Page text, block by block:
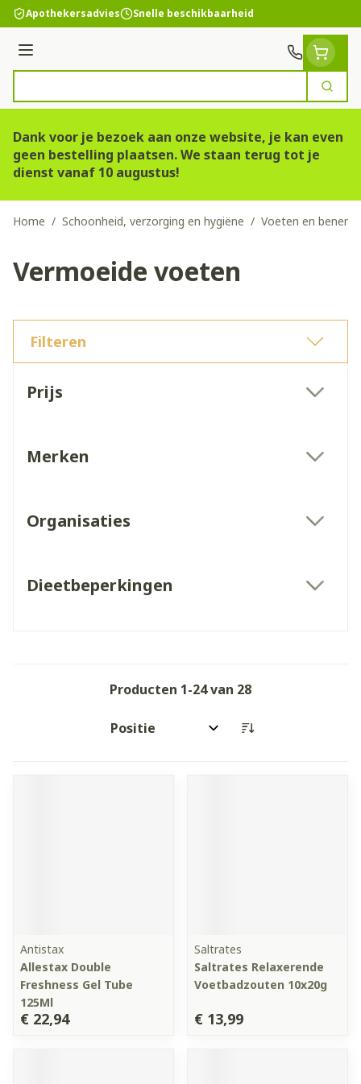
Ga naar de inhoud
Apothekersadvies Snelle beschikbaarheid
Menu
Zoek
Dank voor je bezoek aan onze website, je kan even
geen bestelling plaatsen. We staan terug tot je
dienst vanaf 10 augustus!
Home / Schoonheid, verzorging en hygiëne / Voeten en benen
Vermoeide voeten
Filteren
Prijs
Merken
Organisaties
Dieetbeperkingen
Producten 1-24van 28
Sorteer op:
Antistax
Allestax Double
Freshness Gel Tube
125Ml
€ 22,94
Saltrates
Saltrates Relaxerende
Voetbadzouten 10x20g
€ 13,99